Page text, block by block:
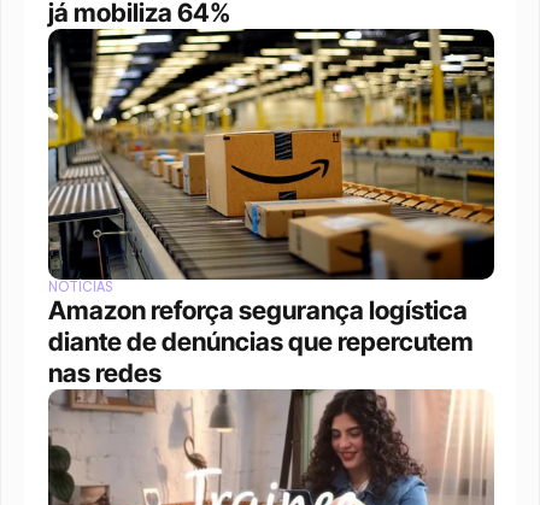
já mobiliza 64%
NOTÍCIAS
Amazon reforça segurança logística
diante de denúncias que repercutem
nas redes